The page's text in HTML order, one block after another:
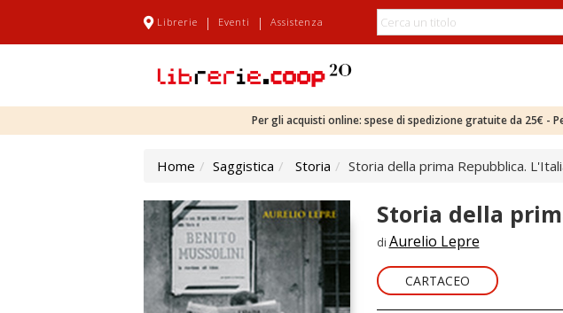
Librerie | Eventi | Assistenza
Per gli acquisti online: spese di spedizione gratuite da 25€ -
Home Saggistica Storia Storia della prima Repubblica.
Storia della
di Aurelio Lepre
CARTACEO